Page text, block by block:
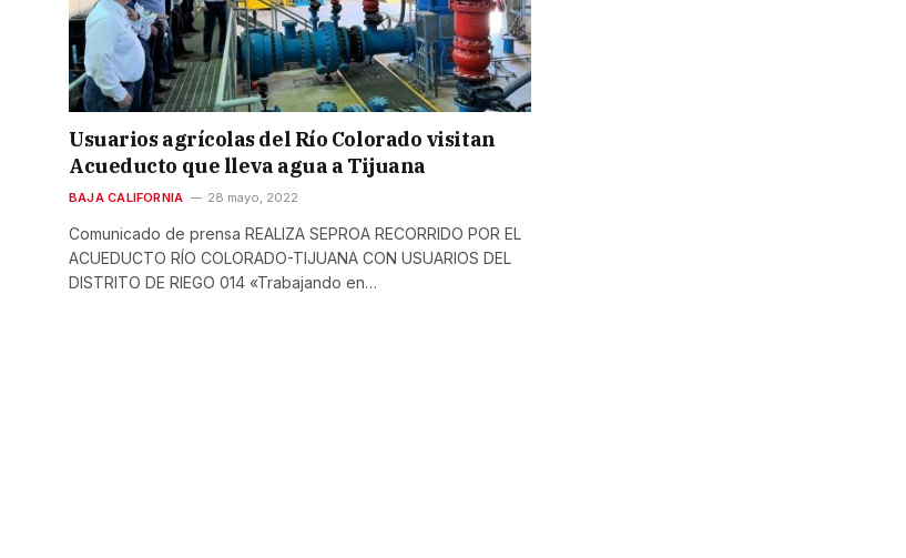
Usuarios agrícolas del Río Colorado visitan
Acueducto que lleva agua a Tijuana
BAJA CALIFORNIA 28 mayo, 2022
Comunicado de prensa REALIZA SEPROA RECORRIDO POR EL
ACUEDUCTO RÍO COLORADO-TIJUANA CON USUARIOS DEL
DISTRITO DE RIEGO 014 «Trabajando en…